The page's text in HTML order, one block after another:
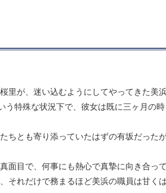
里が、迷い込むようにしてやってきた美浜
特殊な状況下で、彼女は既に三ヶ月の時
ちとも寄り添っていたはずの有坂だった
面目で、何事にも熱心で真摯に向き合っ
それだけで務まるほど美浜の職員は甘く